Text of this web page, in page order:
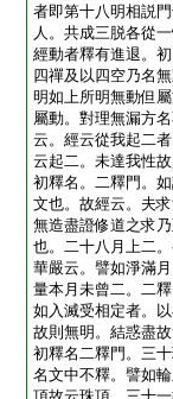
者即第十八明相説
人。共成三脱各從
經動者釋有進退。
四禪及以四空乃名
明如上所明無動但
屬動。對理無漏方
云。經云從我起二
云起二。未達我性
初釋名。二釋門。
文也。故經云。夫
無造盡證修道之求
也。二十八月上二
華嚴云。譬如淨滿
量本月未曾二。二
如入滅受相定者。
故則無明。結惑盡
初釋名二釋門。三
名文中不釋。譬如